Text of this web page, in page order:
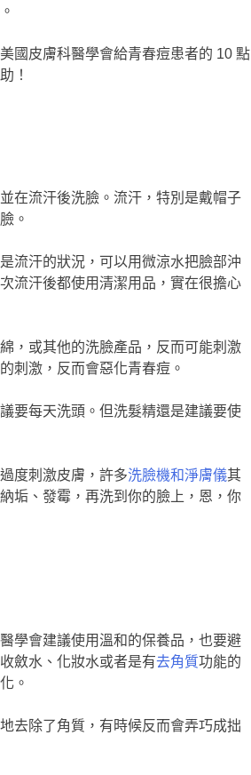
國皮膚科醫學會給青春痘患者的 10 點
！
在流汗後洗臉。流汗，特別是戴帽子
。
流汗的狀況，可以用微涼水把臉部沖
流汗後都使用清潔用品，實在很擔心
，或其他的洗臉產品，反而可能刺激
刺激，反而會惡化青春痘。
要每天洗頭。但洗髮精還是建議要使
度刺激皮膚，許多洗臉機和淨膚儀其
垢、發霉，再洗到你的臉上，恩，你
學會建議使用溫和的保養品，也要避
斂水、化妝水或者是有去角質功能的
。
去除了角質，有時候反而會弄巧成拙